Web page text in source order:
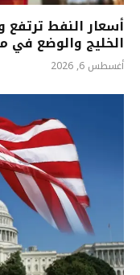
أسعار النفط
الخليج والوضع
أغسطس 6, 2026